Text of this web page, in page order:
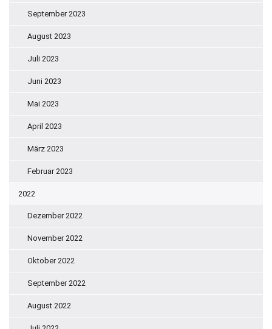
September 2023
August 2023
Juli 2023
Juni 2023
Mai 2023
April 2023
März 2023
Februar 2023
2022
Dezember 2022
November 2022
Oktober 2022
September 2022
August 2022